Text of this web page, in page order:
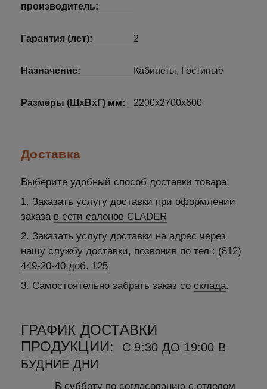
производитель:
Гарантия (лет): 2
Назначение: Кабинеты, Гостиные
Размеры (ШхВхГ) мм: 2200x2700x600
Доставка
Выберите удобный способ доставки товара:
1. Заказать услугу доставки при оформлении
заказа в сети салонов CLADER
2. Заказать услугу доставки на адрес через
нашу службу доставки, позвонив по тел : (812)
449-20-40 доб. 125
3. Самостоятельно забрать заказ со склада.
ГРАФИК ДОСТАВКИ
ПРОДУКЦИИ:
С 9:30 ДО 19:00 В
БУДНИЕ ДНИ
В субботу по согласованию с отделом